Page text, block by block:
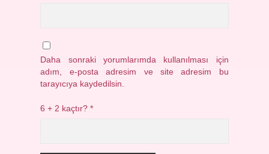
Daha sonraki yorumlarımda kullanılması için
adım, e-posta adresim ve site adresim bu
tarayıcıya kaydedilsin.
6 + 2 kaçtır?*